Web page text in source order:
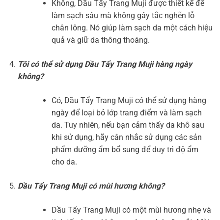
Không, Dầu Tẩy Trang Muji được thiết kế để
làm sạch sâu mà không gây tắc nghẽn lỗ
chân lông. Nó giúp làm sạch da một cách hiệu
quả và giữ da thông thoáng.
Tôi có thể sử dụng Dầu Tẩy Trang Muji hàng ngày
không?
Có, Dầu Tẩy Trang Muji có thể sử dụng hàng
ngày để loại bỏ lớp trang điểm và làm sạch
da. Tuy nhiên, nếu bạn cảm thấy da khô sau
khi sử dụng, hãy cân nhắc sử dụng các sản
phẩm dưỡng ẩm bổ sung để duy trì độ ẩm
cho da.
Dầu Tẩy Trang Muji có mùi hương không?
Dầu Tẩy Trang Muji có một mùi hương nhẹ và